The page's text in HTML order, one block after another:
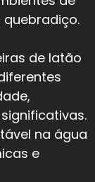
de latão
na água
e